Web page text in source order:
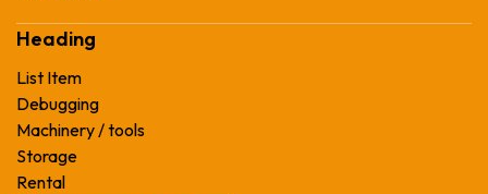
Heading
List Item
Debugging
Machinery / tools
Storage
Rental